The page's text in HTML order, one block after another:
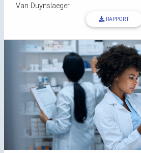
Van Duynslaeger
RAPPORT